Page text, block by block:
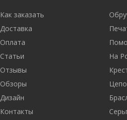
Как заказать
Доставка
Оплата
Статьи
Отзывы
Обзоры
Дизайн
Контакты
На